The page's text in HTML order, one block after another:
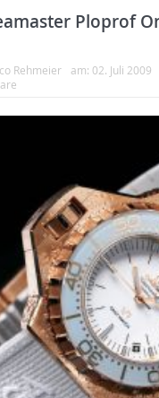
Ploprof
Rehmeier am: 02. Juli 2009